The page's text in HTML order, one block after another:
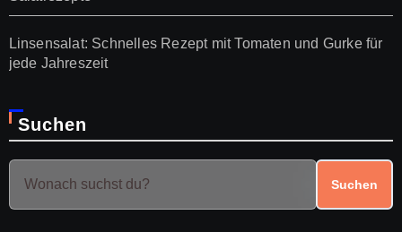
Linsensalat: Schnelles Rezept mit Tomaten und Gurke für
jede Jahreszeit
Suchen
Suchen